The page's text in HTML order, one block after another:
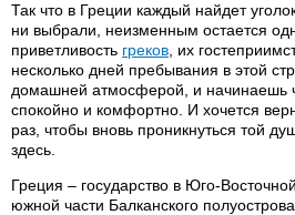
Так что в Греции каждый найдет
ни выбрали, неизменным остается
приветливость греков , их
несколько дней пребывания в этой
домашней атмосферой, и начинаешь
спокойно и комфортно. И хочется
раз, чтобы вновь проникнуться той
здесь.
Греция – государство в Юго-
южной части Балканского